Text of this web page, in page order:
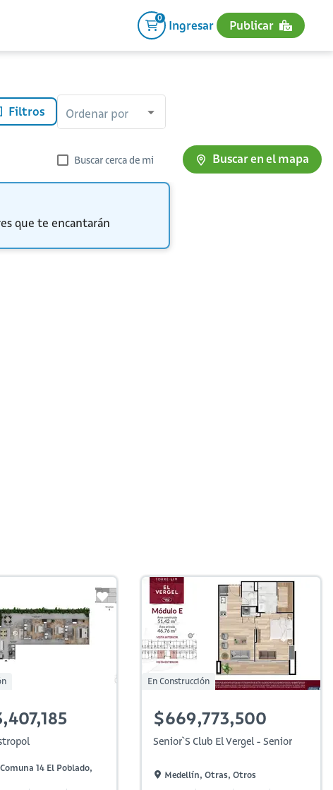
0
Ingresar Publicar
Filtros Ordenar por
Buscar cerca de mi Buscar en el mapa
que te encantarán
14 El Poblado,
En Construcción
$669,773,500
Senior`s Club El Vergel - Senior
Medellín, Otras, Otros